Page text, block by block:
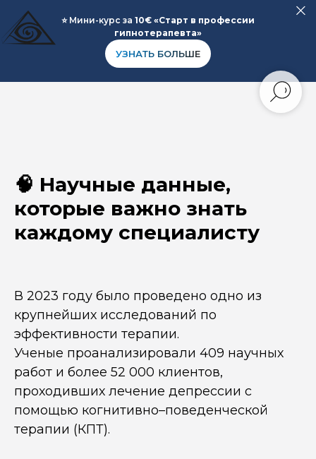
⭐️ Мини-курс за 10€ «Старт в профессии
гипнотерапевта»
УЗНАТЬ БОЛЬШЕ
🧠 Научные данные,
которые важно знать
каждому специалисту
В 2023 году было проведено одно из
крупнейших исследований по
эффективности терапии.
Ученые проанализировали 409 научных
работ и более 52 000 клиентов,
проходивших лечение депрессии с
помощью когнитивно–поведенческой
терапии (КПТ).